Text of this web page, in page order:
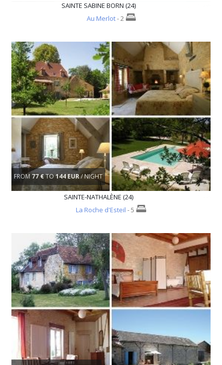
SAINTE SABINE BORN (24)
Au Merlot- 2
FROM77 €TO144 EUR/ NIGHT
SAINTE-NATHALÈNE (24)
La Roche d'Esteil - 5